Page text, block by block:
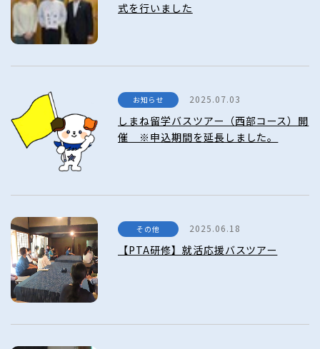
式を行いました
お知らせ 2025.07.03
しまね留学バスツアー（西部コース）開
催 ※申込期間を延長しました。
その他 2025.06.18
【PTA研修】就活応援バスツアー